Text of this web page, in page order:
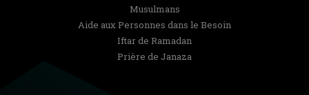
Musulmans
Aide aux Personnes dans le Besoin
Iftar de Ramadan
Prière de Janaza